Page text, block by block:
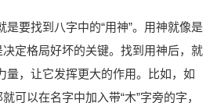
是要找到八字中的“用神”。用神就像是
决定格局好坏的关键。找到用神后，就
量，让它发挥更大的作用。比如，如
可以在名字中加入带“木”字旁的字，